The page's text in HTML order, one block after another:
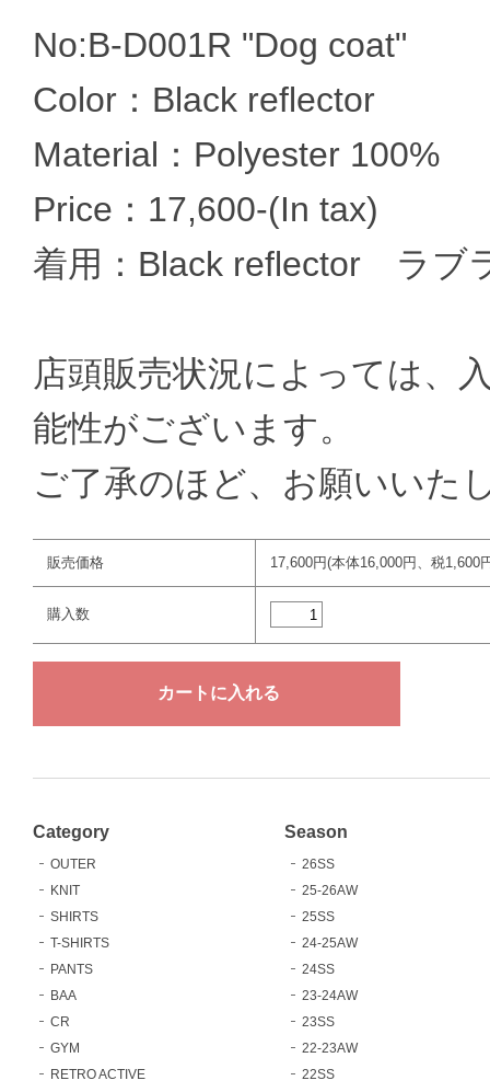
No:B-D001R "Dog coat"
Color：Black reflector
Material：Polyester 100%
Price：17,600-(In tax)
着用：Black reflector ラブ
店頭販売状況によっては、
能性がございます。
ご了承のほど、お願いいた
販売価格 17,600円(本体16,000円、税1,600
購入数
Category
OUTER
KNIT
SHIRTS
T-SHIRTS
PANTS
BAA
CR
GYM
RETRO ACTIVE
Season
26SS
25-26AW
25SS
24-25AW
24SS
23-24AW
23SS
22-23AW
22SS